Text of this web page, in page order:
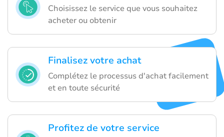
Choisissez le service que vous souhaitez
acheter ou obtenir
Finalisez votre achat
Complétez le processus d'achat facilement
et en toute sécurité
Profitez de votre service